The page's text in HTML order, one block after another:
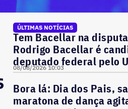
ÚLTIMAS NOTÍCIAS
Tem Bacellar na
Rodrigo Bacellar é
deputado federal pelo
08/08/2026 10:03
Bora lá: Dia dos Pais,
maratona de dança